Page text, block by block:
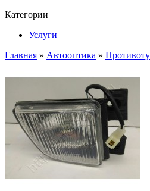
Категории
Услуги
Главная » Автооптика »